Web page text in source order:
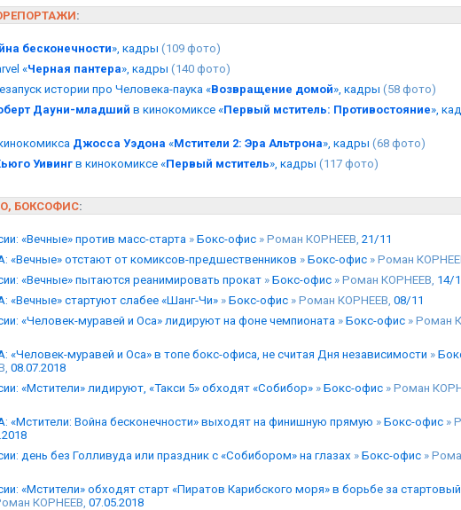
:
бесконечности», кадры (109 фото)
«Черная пантера», кадры (140 фото)
истории про Человека-паука «Возвращение домой», кадры (58 фото)
Дауни-младший в кинокомиксе «Первый мститель: Противостояние»,
Джосса Уэдона «Мстители 2: Эра Альтрона», кадры (68 фото)
Уивингв кинокомиксе «Первый мститель», кадры (117 фото)
БОКСОФИС:
«Вечные» против масс-старта » Бокс-офис » Роман КОРНЕЕВ, 21/11
«Вечные» отстают от комиксов-предшественников » Бокс-офис » Роман
«Вечные» пытаются реанимировать прокат » Бокс-офис » Роман КОРНЕЕВ, 14/
стартуют слабее «Шанг-Чи» » Бокс-офис » Роман КОРНЕЕВ, 08/11
«Человек-муравей и Оса» лидируют на фоне чемпионата » Бокс-офис » Роман
муравей и Оса» в топе бокс-офиса, не считая Дня независимости »
08.07.2018
«Мстители» лидируют, «Такcи 5» обходят «Собибор» » Бокс-офис » Роман
«Мстители: Война бесконечности» выходят на финишную прямую » Бокс-офис »
день без Голливуда или праздник с «Собибором» на глазах » Бокс-офис »
«Мстители» обходят старт «Пиратов Карибского моря» в борьбе за
КОРНЕЕВ, 07.05.2018